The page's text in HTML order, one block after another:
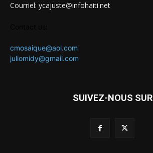
Courriel: ycajuste@infohaiti.net
cmosaique@aol.com
juliomidy@gmail.com
SUIVEZ-NOUS SUR